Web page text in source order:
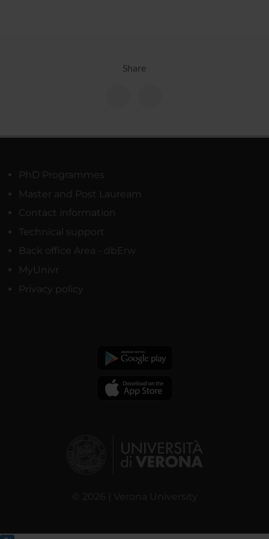
Share
PhD Programmes
Master and Post Lauream
Contact information
Technical support
Back office Area - dbErw
MyUnivr
Privacy policy
© 2026 | Verona University